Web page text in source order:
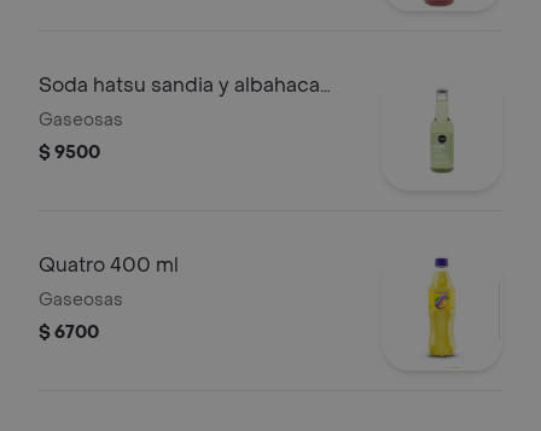
Soda hatsu sandia y albahaca
300 ml
Gaseosas
$ 9500
Quatro 400 ml
Gaseosas
$ 6700